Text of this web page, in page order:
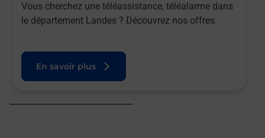
Vous cherchez une téléassistance, téléalarme dans
le département Landes ? Découvrez nos offres.
En savoir plus